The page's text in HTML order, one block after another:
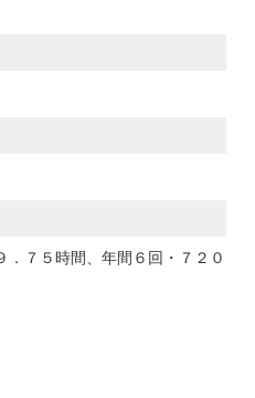
．７５時間、年間６回・７２０